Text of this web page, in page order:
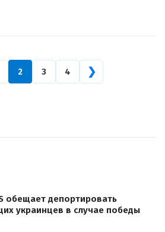
2 3 4 ❯
обещает депортировать
украинцев в случае победы